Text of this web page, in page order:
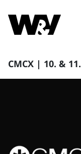
CMCX | 10. &